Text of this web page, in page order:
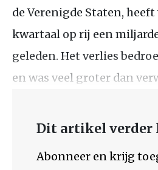
de Verenigde Staten,
kwartaal op rij een
geleden. Het verlies
en was veel groter dan
Dit artikel verder
Abonneer en krijg